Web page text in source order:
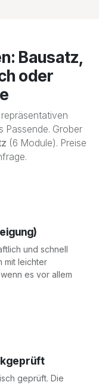
Bausatz,
oder
Grober
(6 Module). Preise
und schnell
mit leichter
es vor allem
geprüft. Die